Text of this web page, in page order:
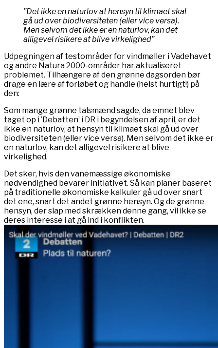
”Det ikke en naturlov at hensyn til klimaet skal
gå ud over biodiversiteten (eller vice versa).
Men selvom det ikke er en naturlov, kan det
alligevel risikere at blive virkelighed”
Udpegningen af testområder for vindmøller i Vadehavet
og andre Natura 2000-områder har aktualiseret
problemet. Tilhængere af den grønne dagsorden bør
drage en lære af forløbet og handle (helst hurtigt!) på
den:
Som mange grønne talsmænd sagde, da emnet blev
taget op i ’Debatten’ i DR i begyndelsen af april, er det
ikke en naturlov, at hensyn til klimaet skal gå ud over
biodiversiteten (eller vice versa). Men selvom det ikke er
en naturlov, kan det alligevel risikere at blive
virkelighed.
Det sker, hvis den vanemæssige økonomiske
nødvendighed bevarer initiativet. Så kan planer baseret
på traditionelle økonomiske kalkuler gå ud over snart
det ene, snart det andet grønne hensyn. Og de grønne
hensyn, der slap med skrækken denne gang, vil ikke se
deres interesse i at gå ind i konflikten.